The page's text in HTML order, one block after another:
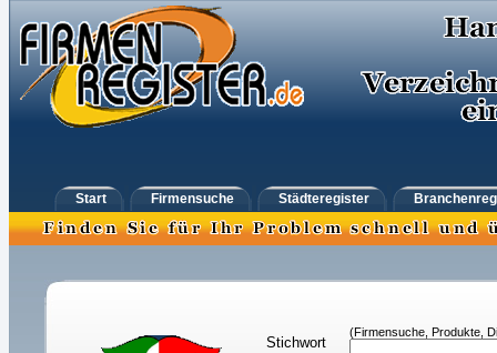
Start Firmensuche Städteregister
Stichwort
(Firmensuche, Produkte,